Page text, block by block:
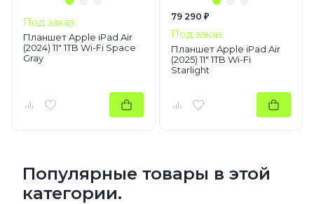
Под заказ
Планшет Apple iPad Air
(2024) 11" 1TB Wi-Fi Space
Gray
79 290 ₽
Под заказ
Планшет Apple iPad Air
(2025) 11" 1TB Wi-Fi
Starlight
Популярные товары в этой
категории.